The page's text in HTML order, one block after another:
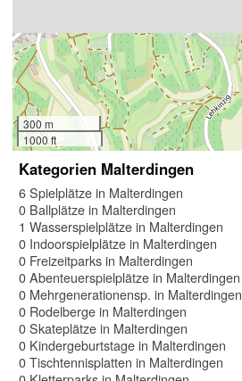
300 m
1000 ft
Kategorien Malterdingen
6 Spielplätze in Malterdingen
0 Ballplätze in Malterdingen
1 Wasserspielplätze in Malterdingen
0 Indoorspielplätze in Malterdingen
0 Freizeitparks in Malterdingen
0 Abenteuerspielplätze in Malterdingen
0 Mehrgenerationensp. in Malterdingen
0 Rodelberge in Malterdingen
0 Skateplätze in Malterdingen
0 Kindergeburtstage in Malterdingen
0 Tischtennisplatten in Malterdingen